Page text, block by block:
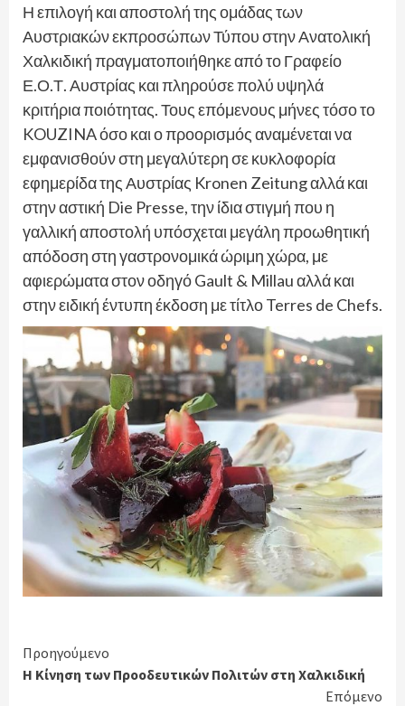
Η επιλογή και αποστολή της ομάδας των
Αυστριακών εκπροσώπων Τύπου στην Ανατολική
Χαλκιδική πραγματοποιήθηκε από το Γραφείο
Ε.Ο.Τ. Αυστρίας και πληρούσε πολύ υψηλά
κριτήρια ποιότητας. Τους επόμενους μήνες τόσο το
KOUZINA όσο και ο προορισμός αναμένεται να
εμφανισθούν στη μεγαλύτερη σε κυκλοφορία
εφημερίδα της Αυστρίας Kronen Zeitung αλλά και
στην αστική Die Presse, την ίδια στιγμή που η
γαλλική αποστολή υπόσχεται μεγάλη προωθητική
απόδοση στη γαστρονομικά ώριμη χώρα, με
αφιερώματα στον οδηγό Gault & Millau αλλά και
στην ειδική έντυπη έκδοση με τίτλο Terres de Chefs.
Continue
Reading
Προηγούμενο
Η Κίνηση των Προοδευτικών Πολιτών στη Χαλκιδική
Επόμενο